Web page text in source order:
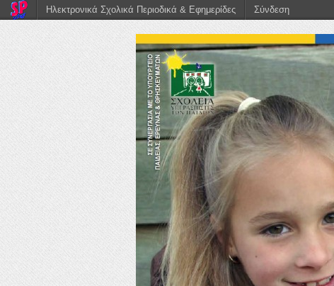
Ηλεκτρονικά Σχολικά Περιοδικά & Εφημερίδες Σύνδεση